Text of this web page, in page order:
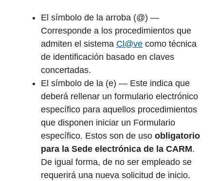
El símbolo de la arroba (@) —
Corresponde a los procedimientos que
admiten el sistema Cl@ve como técnica
de identificación basado en claves
concertadas.
El símbolo de la (e) — Este indica que
deberá rellenar un formulario electrónico
específico para aquellos procedimientos
que disponen iniciar un Formulario
específico. Estos son de uso obligatorio
para la Sede electrónica de la CARM.
De igual forma, de no ser empleado se
requerirá una nueva solicitud de inicio.